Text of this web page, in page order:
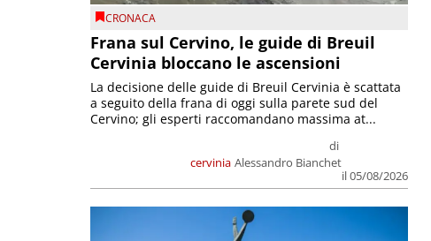
CRONACA
Frana sul Cervino, le guide di Breuil
Cervinia bloccano le ascensioni
cervinia
di
Alessandro Bianchet
il 05/08/2026
La decisione delle guide di Breuil Cervinia è scattata
a seguito della frana di oggi sulla parete sud del
Cervino; gli esperti raccomandano massima at...